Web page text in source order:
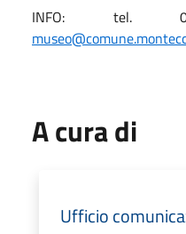
INFO: tel.
A cura di
Ufficio